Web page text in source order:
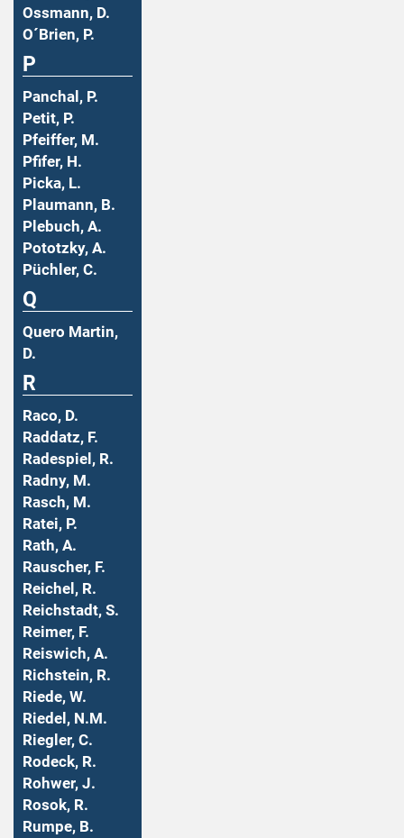
Ossmann, D.
O´Brien, P.
P
Panchal, P.
Petit, P.
Pfeiffer, M.
Pfifer, H.
Picka, L.
Plaumann, B.
Plebuch, A.
Pototzky, A.
Püchler, C.
Q
Quero Martin,
D.
R
Raco, D.
Raddatz, F.
Radespiel, R.
Radny, M.
Rasch, M.
Ratei, P.
Rath, A.
Rauscher, F.
Reichel, R.
Reichstadt, S.
Reimer, F.
Reiswich, A.
Richstein, R.
Riede, W.
Riedel, N.M.
Riegler, C.
Rodeck, R.
Rohwer, J.
Rosok, R.
Rumpe, B.